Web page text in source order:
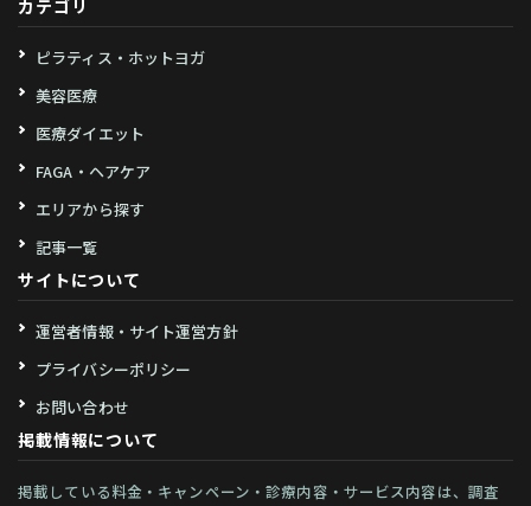
カテゴリ
ピラティス・ホットヨガ
美容医療
医療ダイエット
FAGA・ヘアケア
エリアから探す
記事一覧
サイトについて
運営者情報・サイト運営方針
プライバシーポリシー
お問い合わせ
掲載情報について
掲載している料金・キャンペーン・診療内容・サービス内容は、調査